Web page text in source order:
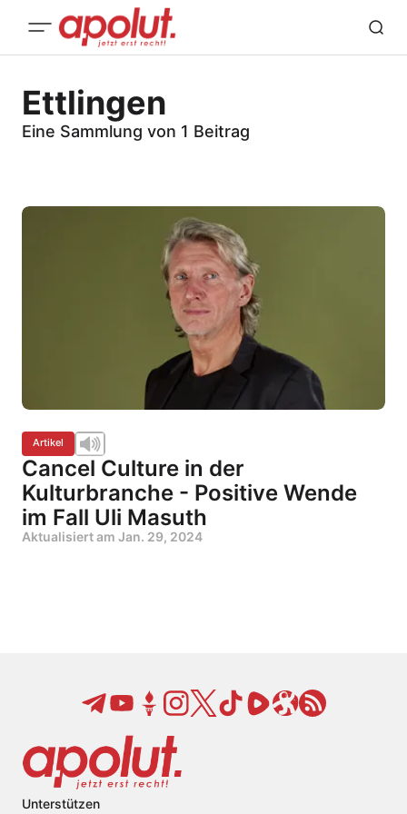
Ettlingen
Eine Sammlung von 1 Beitrag
Artikel
Cancel Culture in der
Kulturbranche - Positive Wende
im Fall Uli Masuth
Aktualisiert am Jan. 29, 2024
Unterstützen